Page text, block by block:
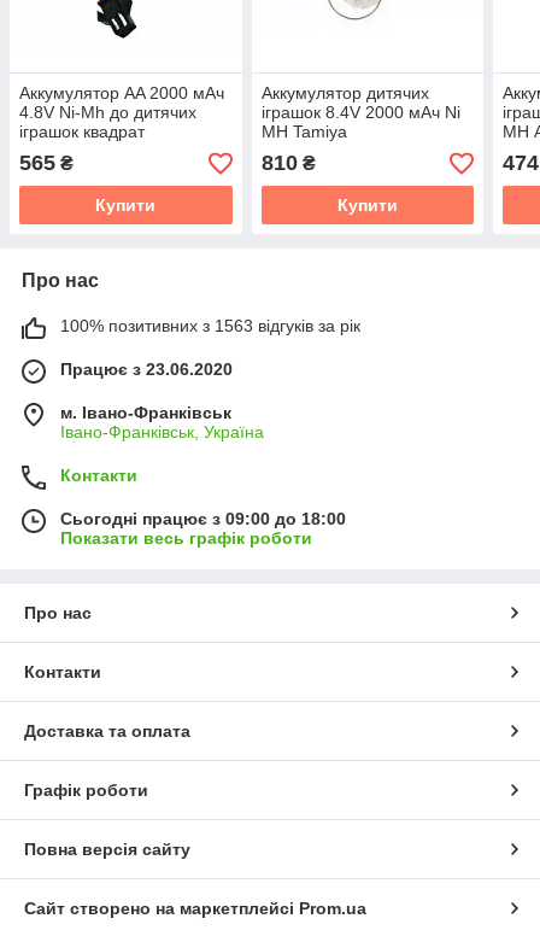
Аккумулятор AA 2000 мАч
4.8V Ni-Mh до дитячих
іграшок квадрат
565 ₴
Купити
Аккумулятор дитячих
іграшок 8.4V 2000 мАч Ni
MH Tamiya
810₴
Купити
MH
474
Про нас
100% позитивних з 1563 відгуків за рік
Працює з 23.06.2020
м. Івано-Франківськ
Івано-Франківськ, Україна
Контакти
Сьогодні працює з 09:00 до 18:00
Показати весь графік роботи
Про нас
Контакти
Доставка та оплата
Графік роботи
Повна версія сайту
Сайт створено на маркетплейсі Prom.ua